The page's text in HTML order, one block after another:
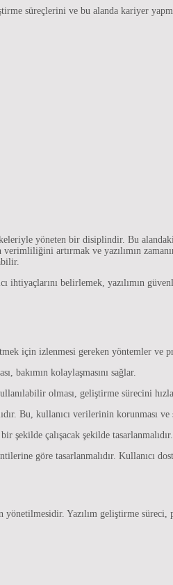
süreçlerini ve bu alanda kariyer
yöneten bir disiplindir. Bu alandaki
artırmak ve yazılımın
ihtiyaçlarını belirlemek, yazılımın
için izlenmesi gereken yöntemler ve
bakımın kolaylaşmasını sağlar.
olması, geliştirme sürecini
Bu, kullanıcı verilerinin korunması
şekilde çalışacak şekilde
göre tasarlanmalıdır.
Yazılım geliştirme süreci,